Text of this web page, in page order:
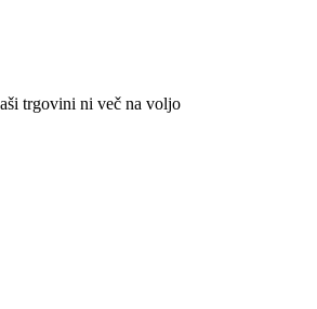
trgovini ni več na voljo